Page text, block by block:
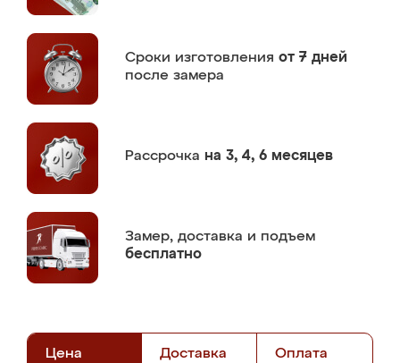
Сроки изготовления от 7 дней
после замера
Рассрочка на 3, 4, 6 месяцев
Замер, доставка и подъем
бесплатно
Цена Доставка Оплата